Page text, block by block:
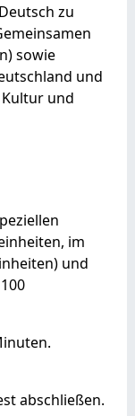
zu
sowie
und
und
im
und
abschließen.